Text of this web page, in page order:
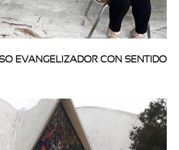
EVANGELIZADOR CON SENTIDO